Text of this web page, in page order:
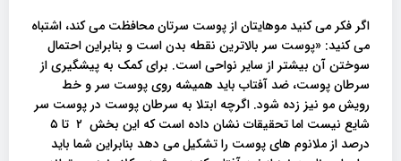
اگر فکر می کنید موهایتان از پوست سرتان محافظت می کند، اشتباه
می کنید: «پوست سر بالاترین نقطه بدن است و بنابراین احتمال
سوختن آن بیشتر از سایر نواحی است. برای کمک به پیشگیری از
سرطان پوست، ضد آفتاب باید همیشه روی پوست سر و خط
رویش مو نیز زده شود. اگرچه ابتلا به سرطان پوست در پوست سر
شایع نیست اما تحقیقات نشان داده است که این بخش ۲ تا ۵
درصد از ملانوم های پوست را تشکیل می دهد بنابراین شما باید